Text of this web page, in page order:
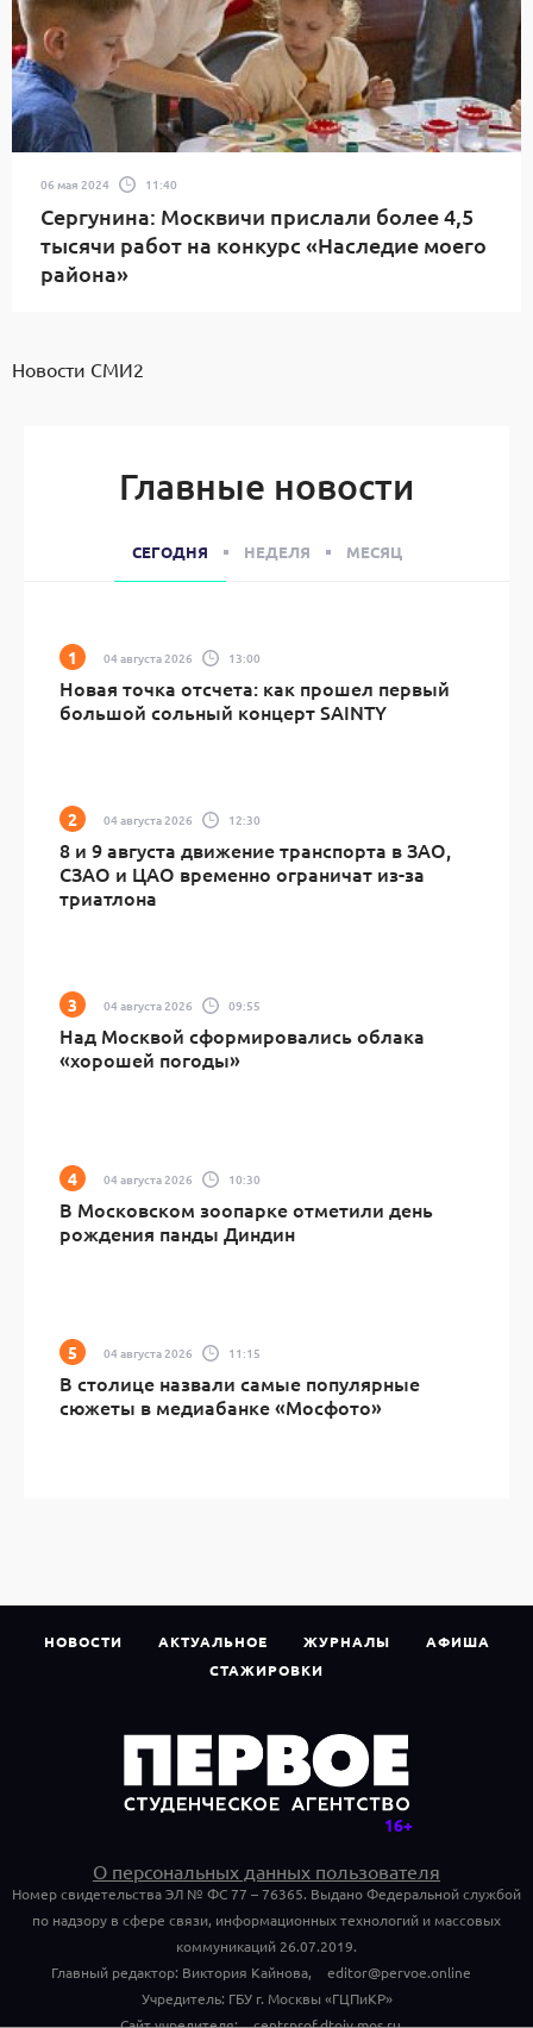
06 мая 2024 11:40
Сергунина: Москвичи прислали более 4,5
тысячи работ на конкурс «Наследие моего
района»
Новости СМИ2
Главные новости
СЕГОДНЯ НЕДЕЛЯ МЕСЯЦ
04 августа 2026 13:00
Новая точка отсчета: как прошел первый
большой сольный концерт SAINTY
04 августа 2026 12:30
8 и 9 августа движение транспорта в ЗАО,
СЗАО и ЦАО временно ограничат из-за
триатлона
04 августа 2026 09:55
Над Москвой сформировались облака
«хорошей погоды»
04 августа 2026 10:30
В Московском зоопарке отметили день
рождения панды Диндин
04 августа 2026 11:15
В столице назвали самые популярные
сюжеты в медиабанке «Мосфото»
НОВОСТИ АКТУАЛЬНОЕ ЖУРНАЛЫ
АФИША
СТАЖИРОВКИ
О персональных данных пользователя
Номер свидетельства ЭЛ № ФС 77 – 76365. Выдано Федеральной службой
по надзору в сфере связи, информационных технологий и массовых
коммуникаций 26.07.2019.
Главный редактор: Виктория Кайнова,
editor@pervoe.online
Учредитель: ГБУ г. Москвы «ГЦПиКР»
Сайт учредителя:
centrprof.dtoiv.mos.ru